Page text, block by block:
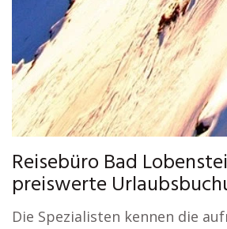
Reisebüro Bad
preiswerte
Die Spezialisten kennen die